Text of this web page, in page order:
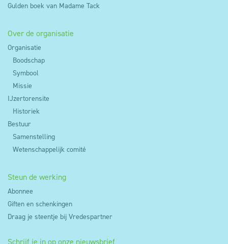
Gulden boek van Madame Tack
Over de organisatie
Organisatie
Boodschap
Symbool
Missie
IJzertorensite
Historiek
Bestuur
Samenstelling
Wetenschappelijk comité
Steun de werking
Abonnee
Giften en schenkingen
Draag je steentje bij Vredespartner
Schrijf je in op onze nieuwsbrief